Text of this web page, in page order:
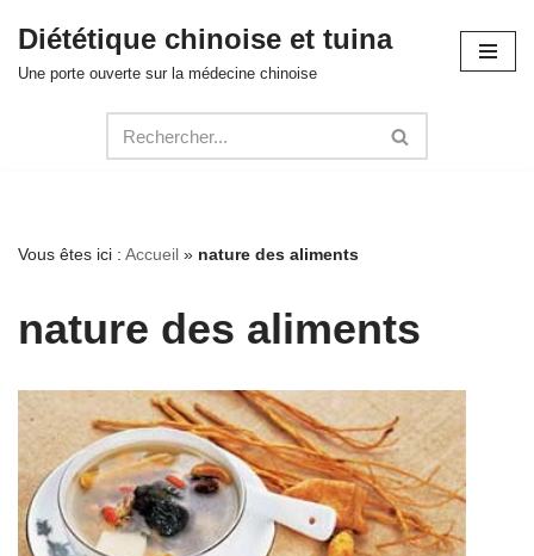
Aller
Diététique chinoise et tuina
Une porte ouverte sur la médecine chinoise
Vous êtes ici : Accueil » nature des aliments
nature des aliments